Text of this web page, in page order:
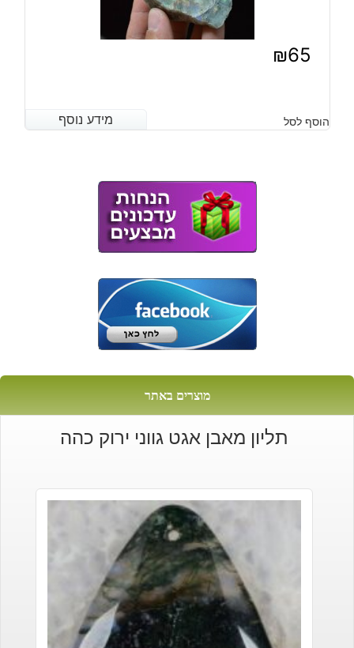
₪65
מידע נוסף הוסף לסל מידע נוסף
מוצרים באתר
תליון מאבן אגט גווני ירוק כהה